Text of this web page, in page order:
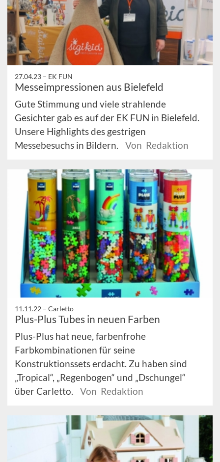
27.04.23 – EK FUN
Messeimpressionen aus Bielefeld
Gute Stimmung und viele strahlende
Gesichter gab es auf der EK FUN in Bielefeld.
Unsere Highlights des gestrigen
Messebesuchs in Bildern.
Von Redaktion
11.11.22 – Carletto
Plus-Plus Tubes in neuen Farben
Plus-Plus hat neue, farbenfrohe
Farbkombinationen für seine
Konstruktionssets erdacht. Zu haben sind
„Tropical“, „Regenbogen“ und „Dschungel“
über Carletto.
Von Redaktion